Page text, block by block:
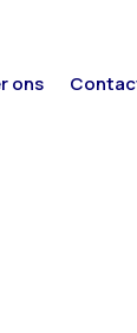
ons